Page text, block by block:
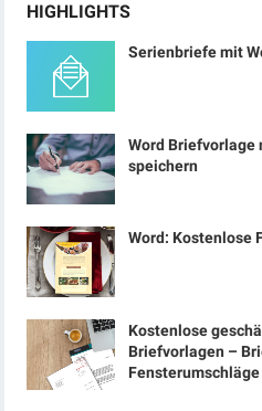
HIGHLIGHTS
Serienbriefe mit
Word Briefvorlage
speichern
Word: Kostenlose
Kostenlose
Briefvorlagen –
Fensterumschläge